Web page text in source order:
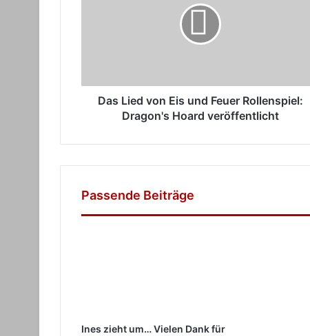
Hoard
veröffentlicht
Das Lied von Eis und Feuer Rollenspiel:
Dragon's Hoard veröffentlicht
Passende Beiträge
Ines zieht um… Vielen Dank für